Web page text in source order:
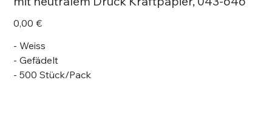
Price
0,00 €
- Weiss
- Gefädelt
- 500 Stück/Pack